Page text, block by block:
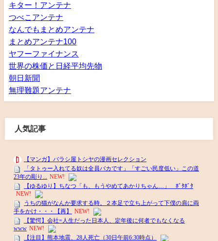
キター！アンテナ
つべこアンテナ
なんでもまとめアンテナ
まとめアンテナ100
ヤフーファイナンス
世界の株価と日経平均先物
朝日新聞
無理難題アンテナ
人気記事